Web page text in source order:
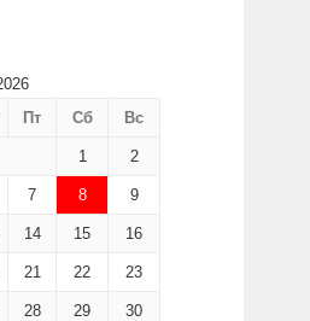
Пт Сб Вс
1 2
7 8 9
14 15 16
21 22 23
28 29 30